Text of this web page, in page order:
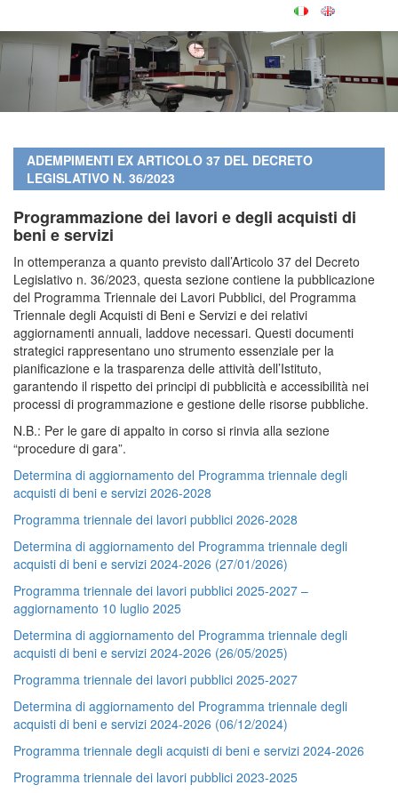
ADEMPIMENTI EX ARTICOLO 37 DEL DECRETO
LEGISLATIVO N. 36/2023
Programmazione dei lavori e degli acquisti di
beni e servizi
In ottemperanza a quanto previsto dall’Articolo 37 del Decreto
Legislativo n. 36/2023, questa sezione contiene la pubblicazione
del Programma Triennale dei Lavori Pubblici, del Programma
Triennale degli Acquisti di Beni e Servizi e dei relativi
aggiornamenti annuali, laddove necessari. Questi documenti
strategici rappresentano uno strumento essenziale per la
pianificazione e la trasparenza delle attività dell’Istituto,
garantendo il rispetto dei principi di pubblicità e accessibilità nei
processi di programmazione e gestione delle risorse pubbliche.
N.B.: Per le gare di appalto in corso si rinvia alla sezione
“procedure di gara”.
Determina di aggiornamento del Programma triennale degli
acquisti di beni e servizi 2026-2028
Programma triennale dei lavori pubblici 2026-2028
Determina di aggiornamento del Programma triennale degli
acquisti di beni e servizi 2024-2026 (27/01/2026)
Programma triennale dei lavori pubblici 2025-2027 –
aggiornamento 10 luglio 2025
Determina di aggiornamento del Programma triennale degli
acquisti di beni e servizi 2024-2026 (26/05/2025)
Programma triennale dei lavori pubblici 2025-2027
Determina di aggiornamento del Programma triennale degli
acquisti di beni e servizi 2024-2026 (06/12/2024)
Programma triennale degli acquisti di beni e servizi 2024-2026
Programma triennale dei lavori pubblici 2023-2025